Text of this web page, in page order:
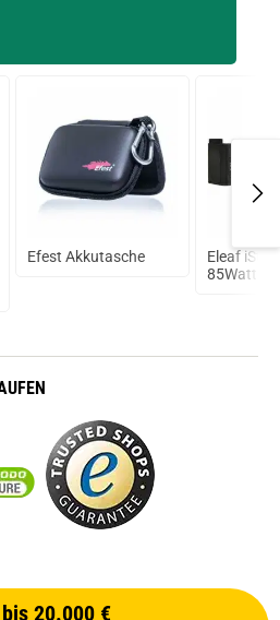
Efest Akkutasche
Eleaf
85Watt
20.000 €